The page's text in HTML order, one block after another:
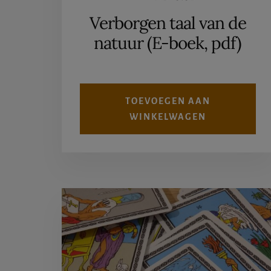
was:
€17,95.
is:
€9,95.
Verborgen taal van de
natuur (E-boek, pdf)
TOEVOEGEN AAN
WINKELWAGEN